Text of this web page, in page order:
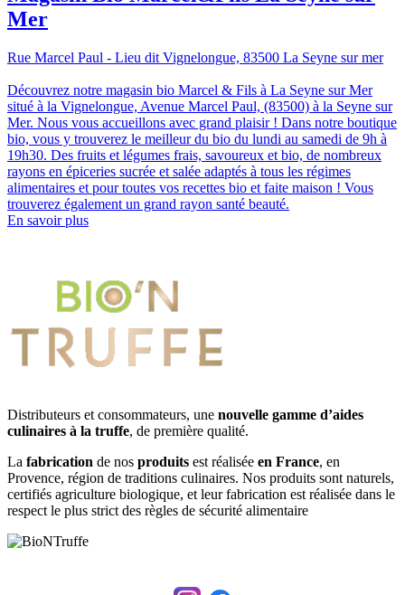
Mer
Rue Marcel Paul - Lieu dit Vignelongue, 83500 La Seyne sur mer
Découvrez notre magasin bio Marcel & Fils à La Seyne sur Mer
situé à la Vignelongue, Avenue Marcel Paul, (83500) à la Seyne sur
Mer. Nous vous accueillons avec grand plaisir ! Dans notre boutique
bio, vous y trouverez le meilleur du bio du lundi au samedi de 9h à
19h30. Des fruits et légumes frais, savoureux et bio, de nombreux
rayons en épiceries sucrée et salée adaptés à tous les régimes
alimentaires et pour toutes vos recettes bio et faite maison ! Vous
trouverez également un grand rayon santé beauté.
En savoir plus
Distributeurs et consommateurs, une nouvelle gamme d’aides
culinaires à la truffe, de première qualité.
La fabrication de nos produits est réalisée en France, en
Provence, région de traditions culinaires. Nos produits sont naturels,
certifiés agriculture biologique, et leur fabrication est réalisée dans le
respect le plus strict des règles de sécurité alimentaire